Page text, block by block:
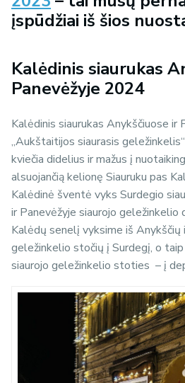
įspūdžiai iš šios
Kalėdinis siaurukas
Panevėžyje 2024
Kalėdinis siaurukas Anykščiuose ir
„Aukštaitijos siaurasis
kviečia didelius ir mažus į
alsuojančią kelionę Siauruku pas
Kalėdinė šventė vyks Surdegio
ir Panevėžyje siaurojo geležinkelio
Kalėdų senelį vyksime iš Anykščių
geležinkelio stočių į Surdegį, o
siaurojo geležinkelio stoties – į